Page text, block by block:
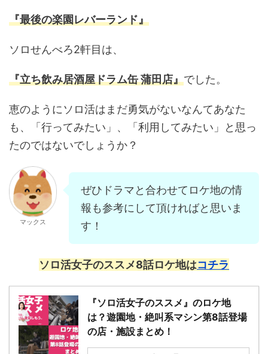
『最後の楽園レバーランド』
ソロせんべろ2軒目は、
『立ち飲み居酒屋ドラム缶 蒲田店』でした。
恵のようにソロ活はまだ勇気がないなんてあなた
も、「行ってみたい」、「利用してみたい」と思っ
たのではないでしょうか？
マックス
ぜひドラマと合わせてロケ地の情
報も参考にして頂ければと思いま
す！
ソロ活女子のススメ8話ロケ地はコチラ
『ソロ活女子のススメ』のロケ地
は？遊園地・絶叫系マシン第8話登場
の店・施設まとめ！